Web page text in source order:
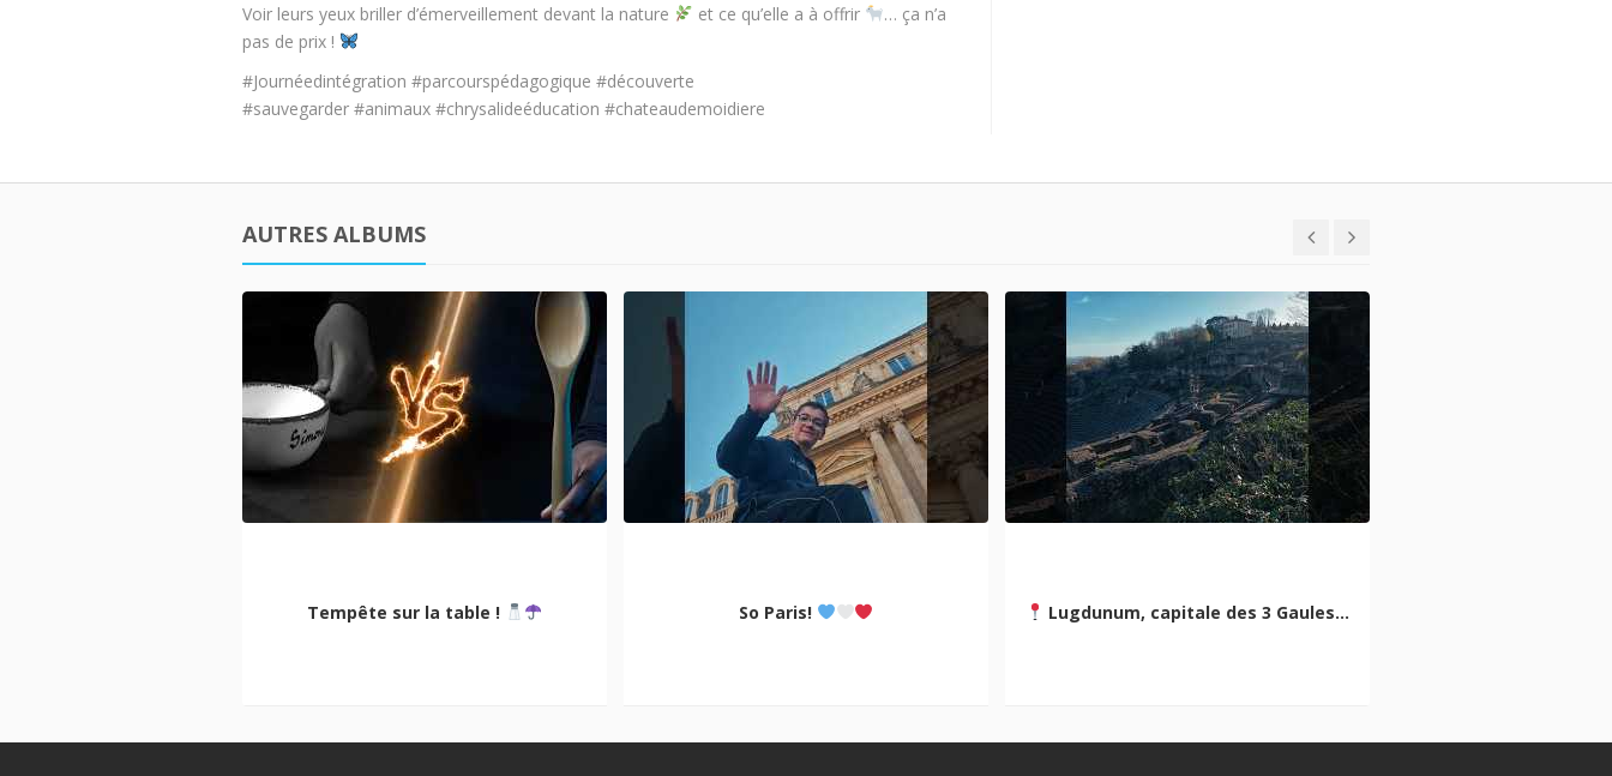
Voir leurs yeux briller d’émerveillement devant la nature
et ce qu’elle a à offrir
… ça n’a
pas de prix !
#Journéedintégration #parcourspédagogique #découverte
#sauvegarder #animaux #chrysalideéducation #chateaudemoidiere
AUTRES ALBUMS
Tempête sur la table ! So Paris! Lugdunum, capitale des 3 Gaules…